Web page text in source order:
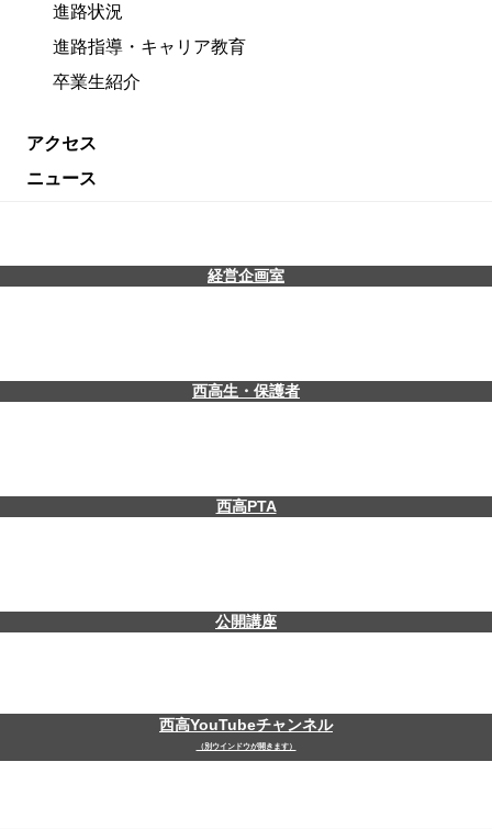
進路状況
進路指導・キャリア教育
卒業生紹介
アクセス
ニュース
経営企画室
西高生・保護者
西高PTA
公開講座
西高YouTubeチャンネル
（別ウインドウが開きます）